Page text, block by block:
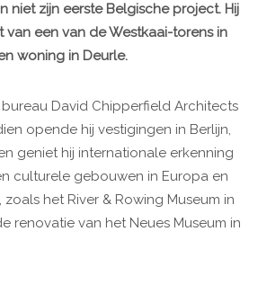
niet zijn eerste Belgische project. Hij
een van de Westkaai-torens in
woning in Deurle.
bureau David Chipperfield Architects
opende hij vestigingen in Berlijn,
geniet hij internationale erkenning
culturele gebouwen in Europa en
het River & Rowing Museum in
renovatie van het Neues Museum in